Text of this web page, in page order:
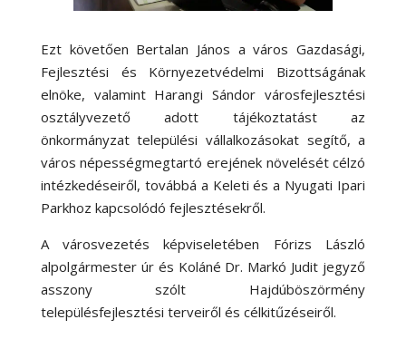
Ezt követően Bertalan János a város Gazdasági,
Fejlesztési és Környezetvédelmi Bizottságának
elnöke, valamint Harangi Sándor városfejlesztési
osztályvezető adott tájékoztatást az
önkormányzat települési vállalkozásokat segítő, a
város népességmegtartó erejének növelését célzó
intézkedéseiről, továbbá a Keleti és a Nyugati Ipari
Parkhoz kapcsolódó fejlesztésekről.
A városvezetés képviseletében Fórizs László
alpolgármester úr és Koláné Dr. Markó Judit jegyző
asszony szólt Hajdúböszörmény
településfejlesztési terveiről és célkitűzéseiről.